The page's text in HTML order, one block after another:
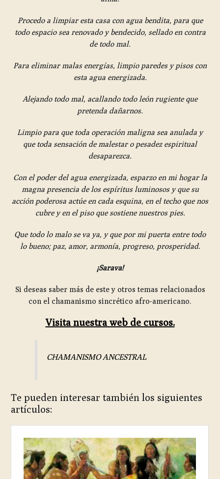
Procedo a limpiar esta casa con agua bendita, para que
todo espacio sea renovado y bendecido, sellado en contra
de todo mal.
Para eliminar malas energías, limpio paredes y pisos con
esta agua energizada.
Alejando todo mal, acallando todo león rugiente que
pretenda dañarnos.
Limpio para que toda operación maligna sea anulada y
que toda sensación de malestar o pesadez espiritual
desaparezca.
Con el poder del agua energizada, esparzo en mi hogar la
magna presencia de los espíritus luminosos y que su
acción poderosa actúe en cada esquina, en el techo que nos
cubre y en el piso que sostiene nuestros pies.
Que todo lo malo se va ya, y que por mi puerta entre todo
lo bueno; paz, amor, armonía, progreso, prosperidad.
¡Sarava!
Si deseas saber más de este y otros temas relacionados
con el chamanismo sincrético afro-americano.
Visita nuestra web de cursos.
CHAMANISMO ANCESTRAL
Te pueden interesar también los siguientes
artículos: